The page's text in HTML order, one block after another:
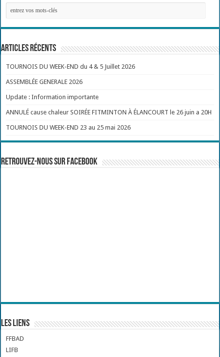
Articles récents
TOURNOIS DU WEEK-END du 4 & 5 Juillet 2026
ASSEMBLÉE GENERALE 2026
Update : Information importante
ANNULÉ cause chaleur SOIRÉE FITMINTON À ÉLANCOURT le 26 juin a 20H
TOURNOIS DU WEEK-END 23 au 25 mai 2026
Retrouvez-nous sur Facebook
Les liens
FFBAD
LIFB